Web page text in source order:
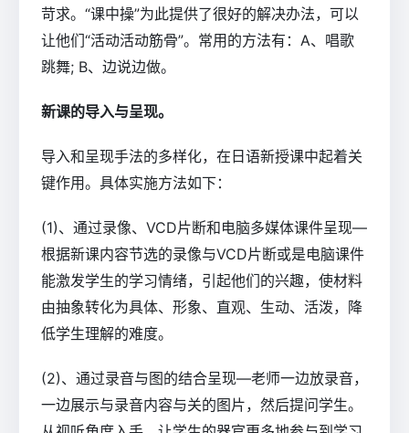
苛求。“课中操”为此提供了很好的解决办法，可以
让他们“活动活动筋骨”。常用的方法有：A、唱歌
跳舞; B、边说边做。
新课的导入与呈现。
导入和呈现手法的多样化，在日语新授课中起着关
键作用。具体实施方法如下：
(1)、通过录像、VCD片断和电脑多媒体课件呈现—
根据新课内容节选的录像与VCD片断或是电脑课件
能激发学生的学习情绪，引起他们的兴趣，使材料
由抽象转化为具体、形象、直观、生动、活泼，降
低学生理解的难度。
(2)、通过录音与图的结合呈现—老师一边放录音，
一边展示与录音内容与关的图片，然后提问学生。